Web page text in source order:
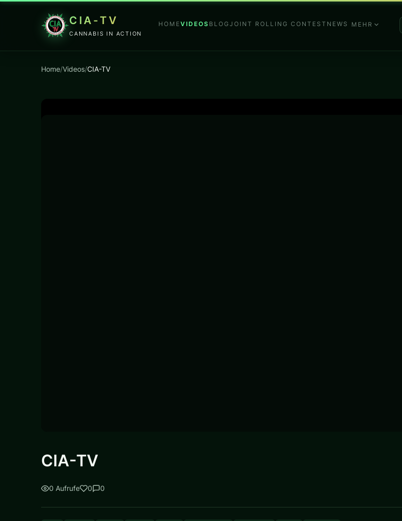
CIA-TV
CANNABIS IN ACTION
HOMEVIDEOS BLOGJOINT ROLLING CONTEST NEWS MEHR
Home/Videos/CIA-TV
CIA-TV
0 Aufrufe 0 0